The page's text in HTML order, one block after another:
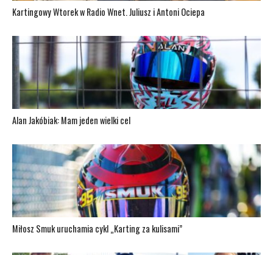
Kartingowy Wtorek w Radio Wnet. Juliusz i Antoni Ociepa
Alan Jakóbiak: Mam jeden wielki cel
Miłosz Smuk uruchamia cykl „Karting za kulisami”